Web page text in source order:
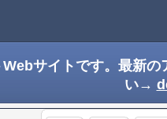
サイトです。最新
い→